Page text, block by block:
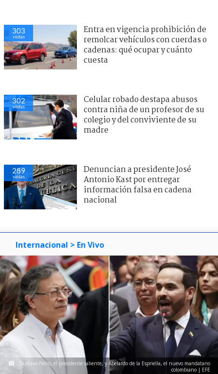
303
visitas
Entra en vigencia prohibición de
remolcar vehículos con cuerdas o
cadenas: qué ocupar y cuánto
cuesta
302
visitas
Celular robado destapa abusos
contra niña de un profesor de su
colegio y del conviviente de su
madre
289
visitas
Denuncian a presidente José
Antonio Kast por entregar
información falsa en cadena
nacional
Internacional > En Vivo
Gustavo Petro, el presidente saliente, y Abelardo de la Espriella, el nuevo mandatario
colombiano | EFE